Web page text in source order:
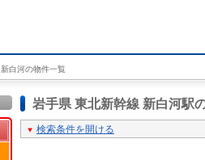
新白河の物件一覧
岩手県 東北新幹線 新白河駅
検索条件を開ける